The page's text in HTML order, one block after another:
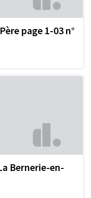
page 1-03 n°
Bernerie-en-